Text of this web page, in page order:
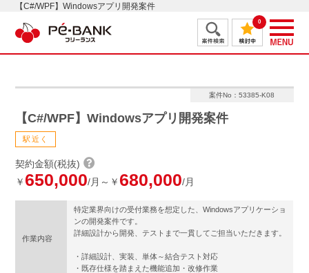
【C#/WPF】Windowsアプリ開発案件
0
案件No：53385-K08
【C#/WPF】Windowsアプリ開発案件
駅近く
契約金額(税抜)
￥ 650,000/月～￥ 680,000/月
作業内容
特定業界向けの受付業務を想定した、Windowsアプリケーショ
ンの開発案件です。
詳細設計から開発、テストまで一貫してご担当いただきます。
・詳細設計、実装、単体～結合テスト対応
・既存仕様を踏まえた機能追加・改修作業